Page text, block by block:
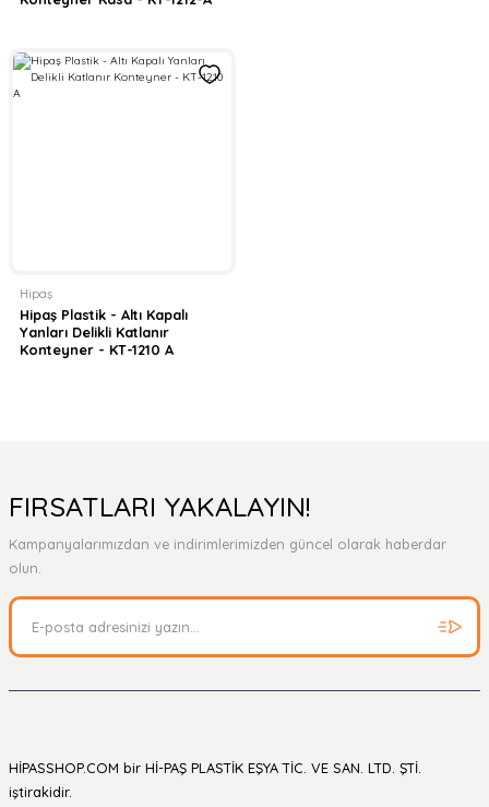
Hipaş
Hipaş Plastik - Altı Kapalı
Yanları Delikli Katlanır
Konteyner - KT-1210 A
FIRSATLARI YAKALAYIN!
Kampanyalarımızdan ve indirimlerimizden güncel olarak haberdar
olun.
HİPASSHOP.COM bir Hİ-PAŞ PLASTİK EŞYA TİC. VE SAN. LTD. ŞTİ.
iştirakidir.